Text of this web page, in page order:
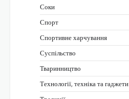
Соки
Спорт
Спортивне харчування
Суспільство
Тваринництво
Технології, техніка та гаджети